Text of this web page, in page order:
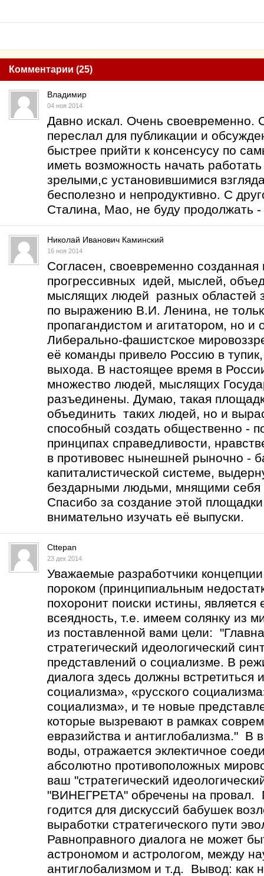
Комментарии (25)
Владимир
04 ноя 2014
Давно искал. Очень своевременно.
переслал для публикации и
быстрее прийти к консенсусу по
иметь возможность начать
зрелыми,с установившимися
бесполезно и непродуктивно. С
Сталина, Мао, не буду продолжать -
Николай Иванович Каминский
16 ноя 2014
Согласен, своевременно
прогрессивных идей, мыслей,
мыслящих людей разных областей
по выражению В.И. Ленина, не
пропагандистом и агитатором, но и
Либерально-фашистское
её команды привело Россию в
выхода. В настоящее время в
множество людей, мыслящих
разъединены. Думаю, такая
объединить таких людей, но и
способный создать общественно -
принципах справедливости,
в противовес нынешней рыночно -
капиталистической системе,
бездарными людьми, мнящими себя
Спасибо за создание этой
внимательно изучать её выпуски.
Cttepan
23 дек 2014
Уважаемые разработчики
пороком (принципиальным
похоронит поиски истины,
всеядность, т.е. имеем солянку из
из поставленной вами цели:
стратегический идеологический
представлений о социализме. В
диалога здесь должны встретиться
социализма», «русского
социализма», и те новые
которые вызревают в рамках
евразийства и антиглобализма." В
воды, отражается эклектичное
абсолютно противоположных
ваш "стратегический
"ВИНЕГРЕТА" обречены на
годится для дискуссий бабушек
выработки стратегического пути
Равноправного диалога не
астрономом и астрологом, между
антиглобализмом и т.д. Вывод: как